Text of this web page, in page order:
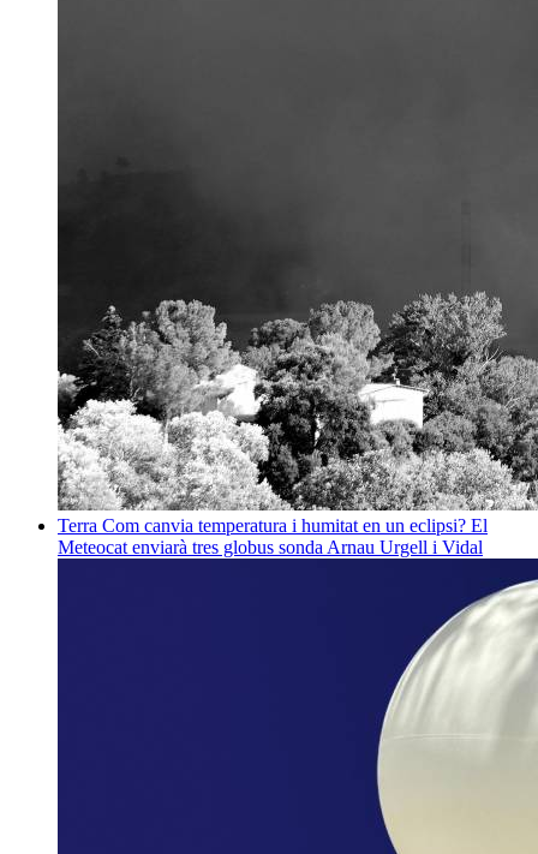
Terra Com canvia temperatura i humitat en un eclipsi? El
Meteocat enviarà tres globus sonda Arnau Urgell i Vidal